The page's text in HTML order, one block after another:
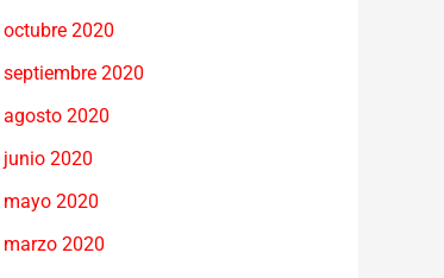
octubre 2020
septiembre 2020
agosto 2020
junio 2020
mayo 2020
marzo 2020